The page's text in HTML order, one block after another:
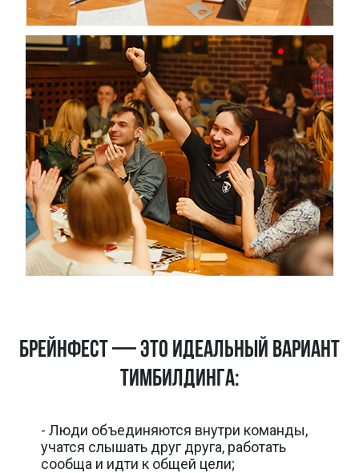
БРЕЙНФЕСТ — это идеальный вариант
тимбилдинга:
- Люди объединяются внутри команды,
учатся слышать друг друга, работать
сообща и идти к общей цели;